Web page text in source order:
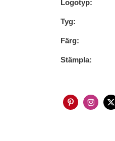
Logotyp:
Tyg:
Färg:
Stämpla: